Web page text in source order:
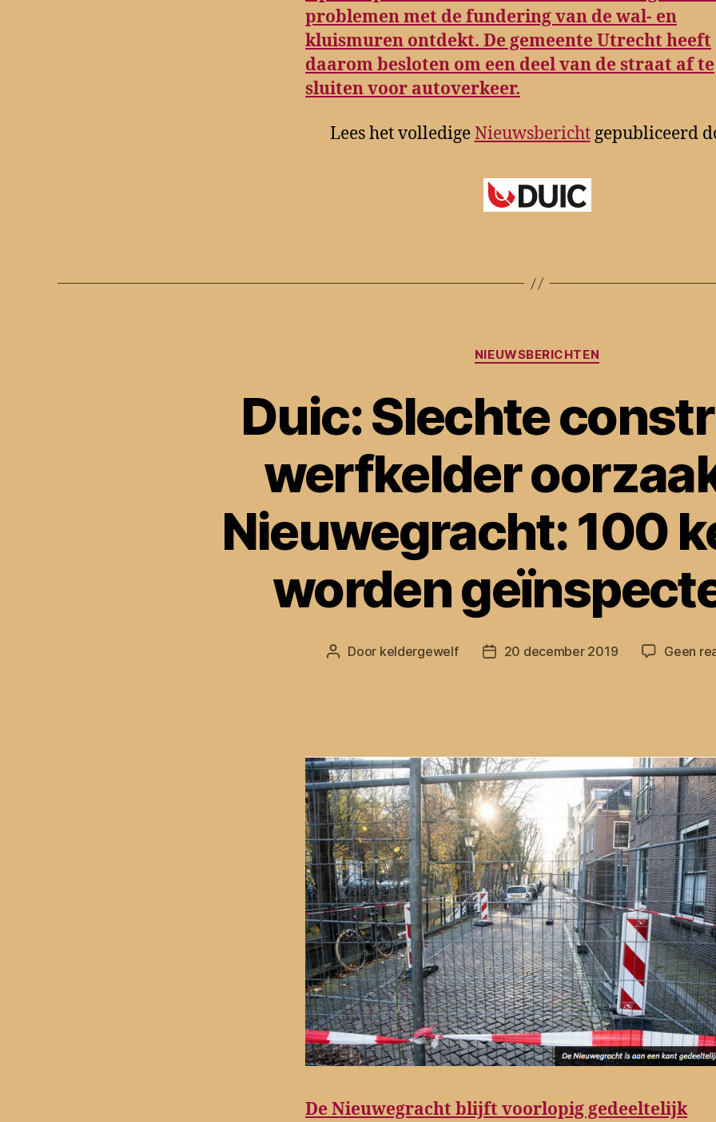
problemen met de fundering van de wal- en
kluismuren ontdekt. De gemeente Utrecht heeft
daarom besloten om een deel van de straat af te
sluiten voor autoverkeer.
Lees het volledigeNieuwsberichtgepubliceerd
Categorieën
NIEUWSBERICHTEN
Duic: Slechte
werfkelder
Nieuwegracht: 100
worden
Berichtauteur
Door keldergewelf Berichtdatum
20 december 2019 Geen
De Nieuwegracht blijft voorlopig gedeeltelijk